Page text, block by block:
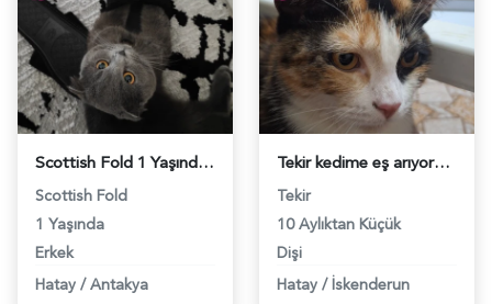
Scottish Fold 1 Yaşında Eş Arıyor - 118969689
Scottish Fold
1 Yaşında
Erkek
Hatay / Antakya
Tekir kedime eş arıyorum - 118965984
Tekir
10 Aylıktan Küçük
Dişi
Hatay / İskenderun